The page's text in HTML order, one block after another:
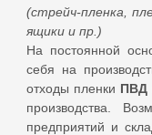
(стрейч-пленка,
ящики и пр.)
На постоянной
себя на
отходы пленки ПВД
производства.
предприятий и